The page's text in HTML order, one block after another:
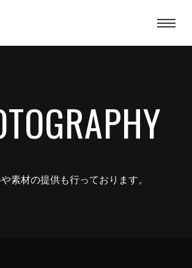
素材の提供も行っております。